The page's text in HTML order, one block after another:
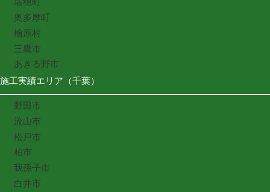
奥多摩町
檜原村
三鷹市
あきる野市
施工実績エリア（千葉）
野田市
流山市
松戸市
柏市
我孫子市
白井市